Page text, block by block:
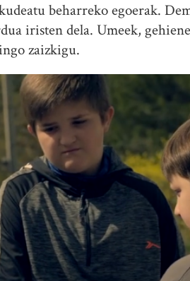
beharreko egoerak.
iristen dela. Umeek,
zaizkigu.